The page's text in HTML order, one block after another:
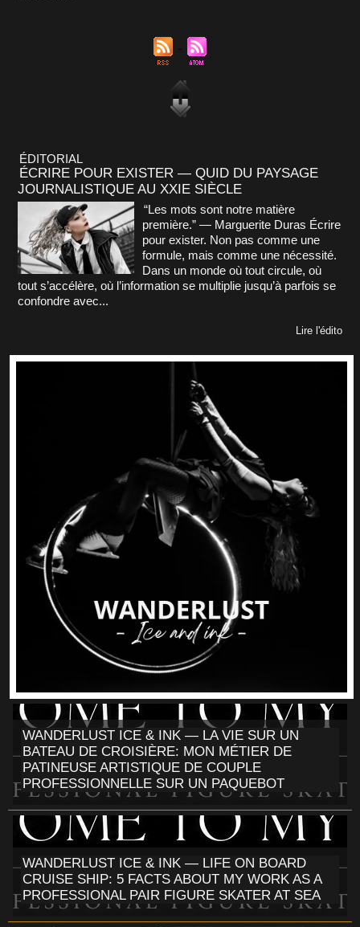
ÉDITORIAL
ÉCRIRE POUR EXISTER — QUID DU PAYSAGE
JOURNALISTIQUE AU XXIE SIÈCLE
“Les mots sont notre matière
première.” — Marguerite Duras Écrire
pour exister. Non pas comme une
formule, mais comme une nécessité.
Dans un monde où tout circule, où
tout s’accélère, où l’information se multiplie jusqu’à parfois se
confondre avec...
Lire l'édito
WANDERLUST ICE & INK — LA VIE SUR UN
BATEAU DE CROISIÈRE: MON MÉTIER DE
PATINEUSE ARTISTIQUE DE COUPLE
PROFESSIONNELLE SUR UN PAQUEBOT
WANDERLUST ICE & INK — LIFE ON BOARD
CRUISE SHIP: 5 FACTS ABOUT MY WORK AS A
PROFESSIONAL PAIR FIGURE SKATER AT SEA